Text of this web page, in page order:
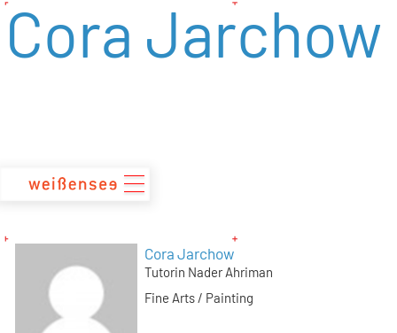
zum
Inhalt
Cora Jarchow
Cora Jarchow
Tutorin Nader Ahriman
Fine Arts / Painting